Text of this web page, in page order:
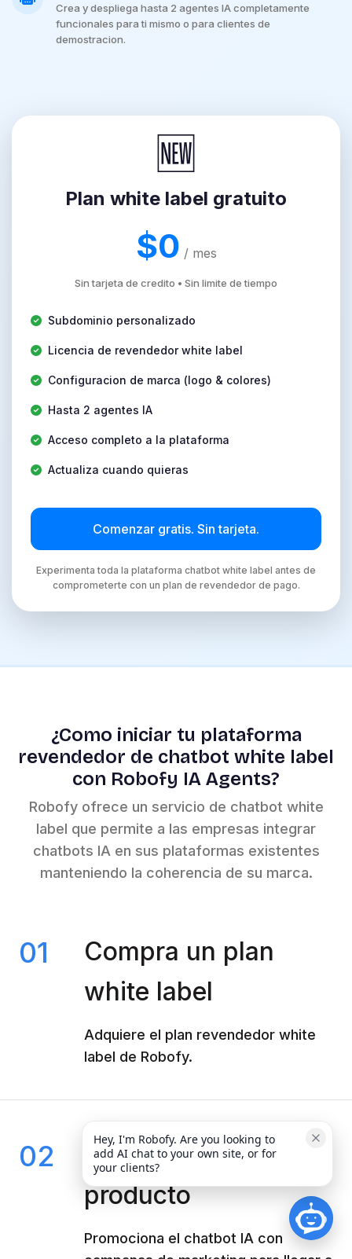
Crea y despliega hasta 2 agentes IA completamente
funcionales para ti mismo o para clientes de
demostracion.
🆕
Plan white label gratuito
$0 / mes
Sin tarjeta de credito • Sin limite de tiempo
Subdominio personalizado
Licencia de revendedor white label
Configuracion de marca (logo & colores)
Hasta 2 agentes IA
Acceso completo a la plataforma
Actualiza cuando quieras
Comenzar gratis. Sin tarjeta.
Experimenta toda la plataforma chatbot white label antes de
comprometerte con un plan de revendedor de pago.
¿Como iniciar tu plataforma
revendedor de chatbot white label
con Robofy IA Agents?
Robofy ofrece un servicio de chatbot white
label que permite a las empresas integrar
chatbots IA en sus plataformas existentes
manteniendo la coherencia de su marca.
01
Compra un plan
white label
Adquiere el plan revendedor white
label de Robofy.
02
Comercializa el
producto
Promociona el chatbot IA con
Hey, I'm Robofy. Are you looking to
add AI chat to your own site, or for
your clients?